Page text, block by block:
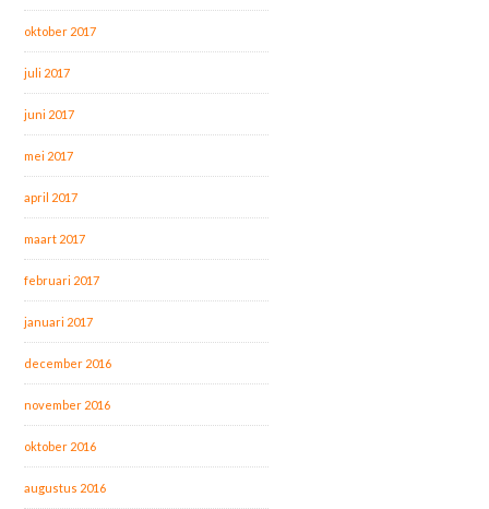
oktober 2017
juli 2017
juni 2017
mei 2017
april 2017
maart 2017
februari 2017
januari 2017
december 2016
november 2016
oktober 2016
augustus 2016